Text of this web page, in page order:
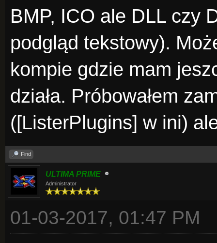
BMP, ICO ale DLL czy
podgląd tekstowy).
kompie gdzie mam
działa. Próbowałem
([ListerPlugins] w ini)
Find
ULTIMA PRIME
Administrator
01-03-2017, 01:47 PM